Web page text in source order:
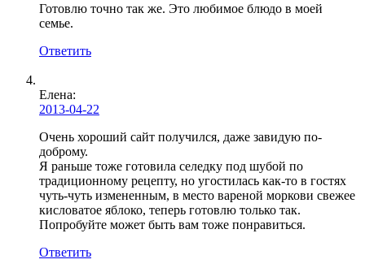
Готовлю точно так же. Это любимое блюдо в моей
семье.
Ответить
Елена:
2013-04-22
Очень хороший сайт получился, даже завидую по-
доброму.
Я раньше тоже готовила селедку под шубой по
традиционному рецепту, но угостилась как-то в гостях
чуть-чуть измененным, в место вареной моркови свежее
кисловатое яблоко, теперь готовлю только так.
Попробуйте может быть вам тоже понравиться.
Ответить